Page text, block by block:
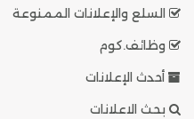
السلع والإعلانات الممنوعة
وظائف.كوم
أحدث الإعلانات
بحث الاعلانات